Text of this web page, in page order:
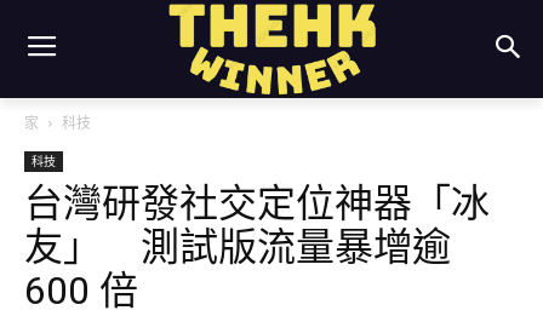
家 科技
科技
台灣研發社交定位神器「冰
友」 測試版流量暴增逾
600 倍